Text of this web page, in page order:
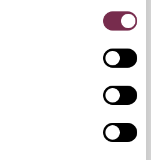
(se montabili sui cerchi in
qualora fosse possibile, con